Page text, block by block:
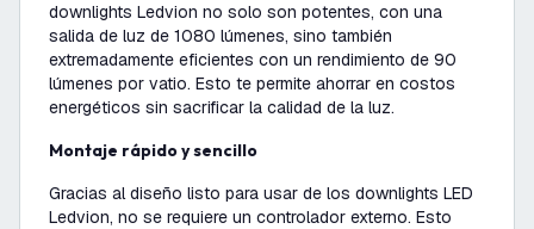
downlights Ledvion no solo son potentes, con una
salida de luz de 1080 lúmenes, sino también
extremadamente eficientes con un rendimiento de 90
lúmenes por vatio. Esto te permite ahorrar en costos
energéticos sin sacrificar la calidad de la luz.
Montaje rápido y sencillo
Gracias al diseño listo para usar de los downlights LED
Ledvion, no se requiere un controlador externo. Esto